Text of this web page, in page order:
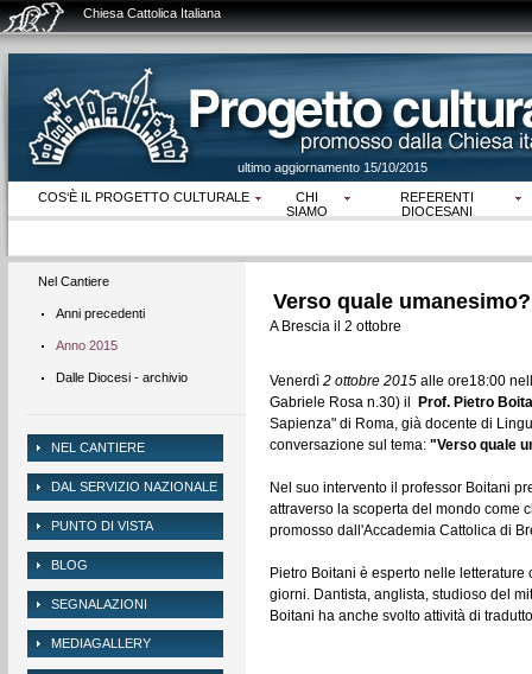
Chiesa Cattolica Italiana
ultimo aggiornamento 15/10/2015
COS‘È IL PROGETTO CULTURALE
CHI
SIAMO
REFERENTI
DIOCESANI
Nel Cantiere
Anni precedenti
Anno 2015
Dalle Diocesi - archivio
NEL CANTIERE
DAL SERVIZIO NAZIONALE
PUNTO DI VISTA
BLOG
SEGNALAZIONI
MEDIAGALLERY
Verso quale
A Brescia il 2 ottobre
Venerdì 2 ottobre 2015 alle ore18:00
Gabriele Rosa n.30) il
Prof. Pietro
Sapienza" di Roma, già docente di
conversazione sul tema: "Verso quale
Nel suo intervento il professor Boitani
attraverso la scoperta del mondo come
promosso dall'Accademia Cattolica di
Pietro Boitani è esperto nelle
giorni. Dantista, anglista, studioso del
Boitani ha anche svolto attività di